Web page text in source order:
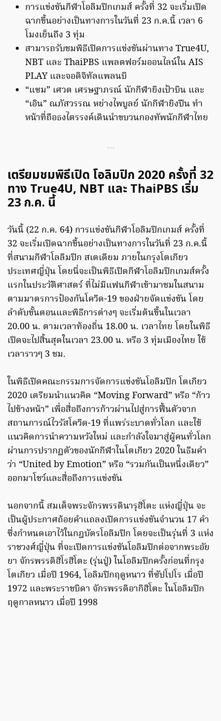
การแข่งขันกีฬาโอลิมปิกเกมส์ ครั้งที่ 32 จะเริ่มเปิด
ฉากขึ้นอย่างเป็นทางการในวันที่ 23 ก.ค.นี้ เวลา 6
โมงเย็นถึง 3 ทุ่ม
สามารถรับชมพิธีเปิดการแข่งขันผ่านทาง True4U,
NBT และ ThaiPBS แพลตฟอร์มออนไลน์ใน AIS
PLAY และจอดิจิทัลแพลนบี
“แซม” เศวต เศรษฐาภรณ์ นักกีฬายิงเป้าบิน และ
“เอิน” ณภัสวรรณ หย่างไพบูลย์ นักกีฬายิงปืน ทำ
หน้าที่ถือธงไตรรงค์เดินนำขบวนกองทัพนักกีฬาไทย
…
เตรียมชมพิธีเปิด โอลิมปิก 2020 ครั้งที่ 32
ทาง True4U, NBT และ ThaiPBS เริ่ม
23 ก.ค. นี้
วันนี้ (22 ก.ค. 64) การแข่งขันกีฬาโอลิมปิกเกมส์ ครั้งที่
32 จะเริ่มเปิดฉากขึ้นอย่างเป็นทางการในวันที่ 23 ก.ค.นี้
ที่สนามกีฬาโลลิมปิก สเตเดียม ภายในกรุงโตเกียว
ประเทศญี่ปุ่น โดยนี่จะเป็นพิธีเปิดกีฬาโอลิมปิกเกมส์ครั้ง
แรกในประวัติศาสตร์ ที่ไม่มีแฟนกีฬาเข้ามาชมในสนาม
ตามมาตรการป้องกันโควิด-19 ของฝ่ายจัดแข่งขัน โดย
ลำดับขั้นตอนและพิธีการต่างๆ จะเริ่มต้นขึ้นในเวลา
20.00 น. ตามเวลาท้องถิ่น 18.00 น. เวลาไทย โดยในพิธี
เปิดจะไปสิ้นสุดในเวลา 23.00 น. หรือ 3 ทุ่มเมืองไทย ใช้
เวลาราวๆ 3 ชม.
ในพิธีเปิดคณะกรรมการจัดการแข่งขันโอลิมปิก โตเกียว
2020 เตรียมนำแนวคิด “Moving Forward” หรือ “ก้าว
ไปข้างหน้า” เพื่อสื่อถึงการก้าวผ่านไปสู่การฟื้นตัวจาก
สถานการณ์ไวรัสโควิด-19 ที่แพร่ระบาดทั่วโลก และใช้
แนวคิดการนำความหวังใหม่ และกำลังใจมาสู่ผู้คนทั่วโลก
ผ่านการปรากฏตัวของนักกีฬาในโตเกียว 2020 ในธีมคำ
ว่า “United by Emotion” หรือ “รวมกันเป็นหนึ่งเดียว”
ออกมาโชว์และสื่อถึงการแข่งขัน
นอกจากนี้ สมเด็จพระจักรพรรดินารุฮิโตะ แห่งญี่ปุ่น จะ
เป็นผู้ประกาศถ้อยคำแถลงเปิดการแข่งขันจำนวน 17 คำ
ซึ่งกำหนดเอาไว้ในกฎบัตรโอลิมปิก โดยจะเป็นรุ่นที่ 3 แห่ง
ราชวงศ์ญี่ปุ่น ที่จะเปิดการแข่งขันโอลิมปิกต่อจากพระอัย
ยา จักรพรรดิฮิโรฮิโตะ (รุ่นปู่) ในโอลิมปิกครั้งก่อนที่กรุง
โตเกียว เมื่อปี 1964, โอลิมปิกฤดูหนาว ที่ซัปโปโร เมื่อปี
1972 และพระราชบิดา จักรพรรดิอากิฮิโตะ ในโอลิมปิก
ฤดูกาลหนาว เมื่อปี 1998